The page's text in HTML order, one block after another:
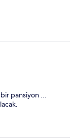
pansiyon ...